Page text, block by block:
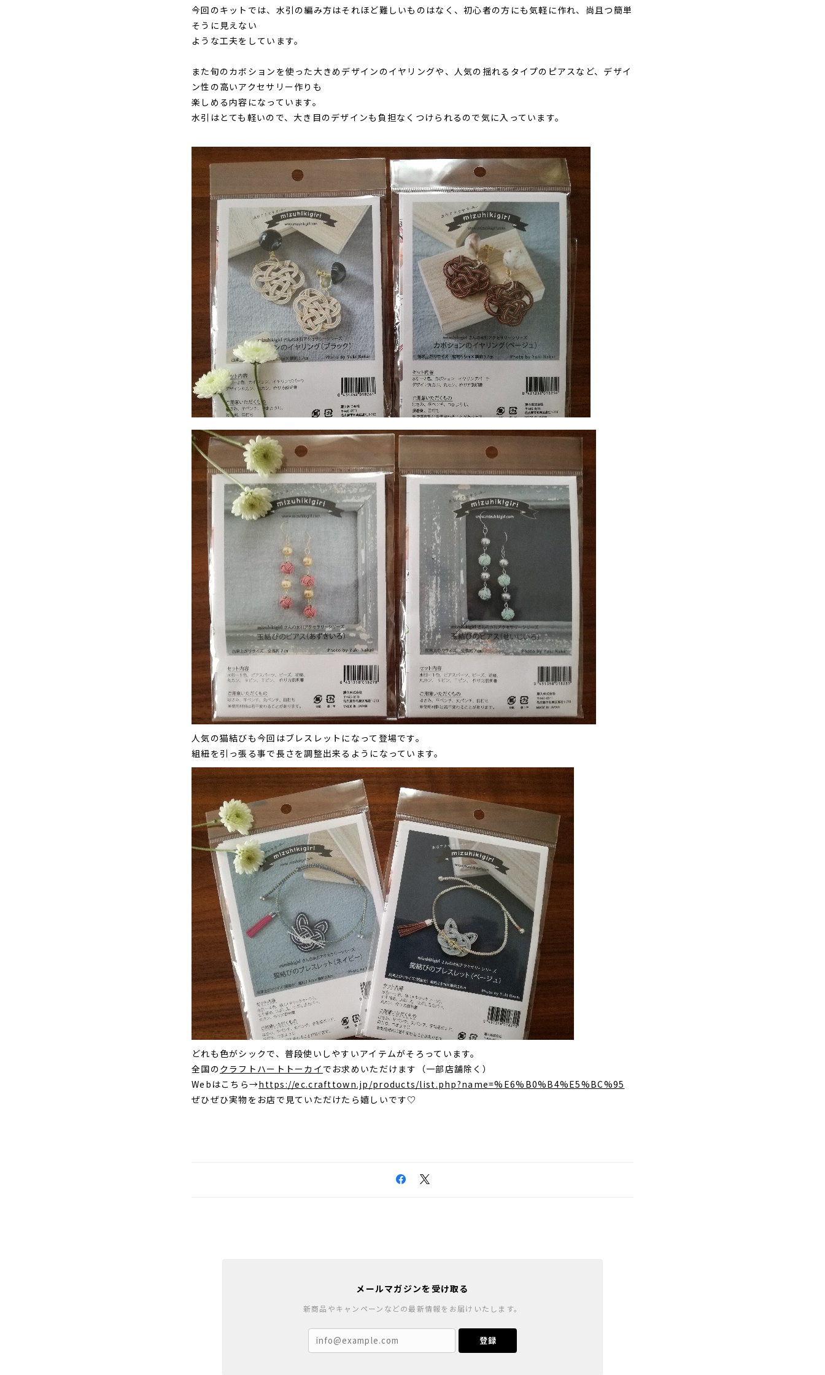
今回のキットでは、水引の編み方はそれほど難しいものはなく、初心者の方にも気軽に作れ、尚且つ簡単
そうに見えない
ような工夫をしています。
また旬のカボションを使った大きめデザインのイヤリングや、人気の揺れるタイプのピアスなど、デザイ
ン性の高いアクセサリー作りも
楽しめる内容になっています。
水引はとても軽いので、大き目のデザインも負担なくつけられるので気に入っています。
人気の猫結びも今回はブレスレットになって登場です。
組紐を引っ張る事で長さを調整出来るようになっています。
どれも色がシックで、普段使いしやすいアイテムがそろっています。
全国のクラフトハートトーカイ でお求めいただけます（一部店舗除く）
Webはこちら→https://ec.crafttown.jp/products/list.php?name=%E6%B0%B4%E5%BC%95
ぜひぜひ実物をお店で見ていただけたら嬉しいです♡
メールマガジンを受け取る
新商品やキャンペーンなどの最新情報をお届けいたします。
登録